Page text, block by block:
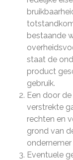
bestaande
staat de
product
gebruik.
Een door
verstrekte
rechten en
grond van
Eventuele